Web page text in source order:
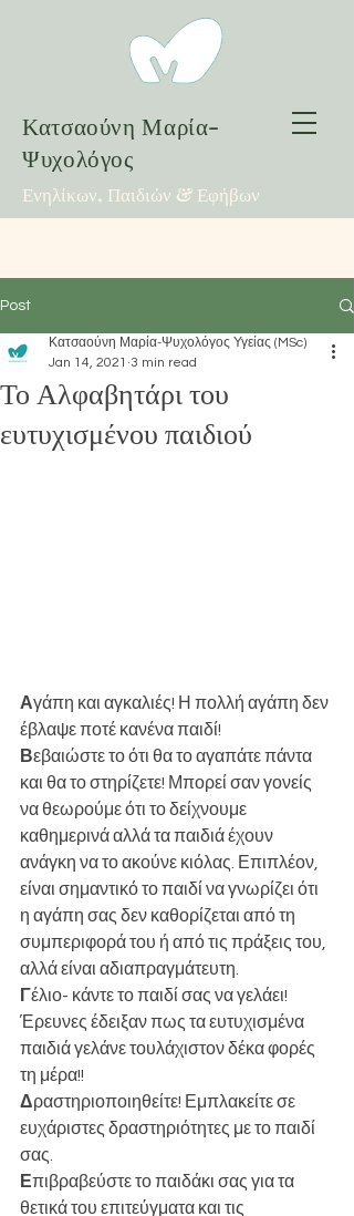
Κατσαούνη Μαρία-
Ψυχολόγος
Ενηλίκων, Παιδιών & Εφήβων
Post
Το Αλφαβητάρι του
ευτυχισμένου παιδιού
Κατσαούνη Μαρία-Ψυχολόγος Υγείας (MSc)
Jan 14, 2021 3 min read
Αγάπη και αγκαλιές! Η πολλή αγάπη δεν
έβλαψε ποτέ κανένα παιδί!
Βεβαιώστε το ότι θα το αγαπάτε πάντα
και θα το στηρίζετε! Μπορεί σαν γονείς
να θεωρούμε ότι το δείχνουμε
καθημερινά αλλά τα παιδιά έχουν
ανάγκη να το ακούνε κιόλας. Επιπλέον,
είναι σημαντικό το παιδί να γνωρίζει ότι
η αγάπη σας δεν καθορίζεται από τη
συμπεριφορά του ή από τις πράξεις του,
αλλά είναι αδιαπραγμάτευτη.
Γέλιο- κάντε το παιδί σας να γελάει!
Έρευνες έδειξαν πως τα ευτυχισμένα
παιδιά γελάνε τουλάχιστον δέκα φορές
τη μέρα!!
Δραστηριοποιηθείτε! Εμπλακείτε σε
ευχάριστες δραστηριότητες με το παιδί
σας.
Επιβραβεύστε το παιδάκι σας για τα
θετικά του επιτεύγματα και τις